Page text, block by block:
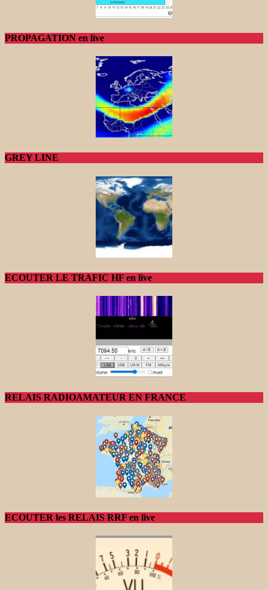
PROPAGATION en live
GREY LINE
ECOUTER LE TRAFIC HF en live
RELAIS RADIOAMATEUR EN FRANCE
ECOUTER les RELAIS RRF en live